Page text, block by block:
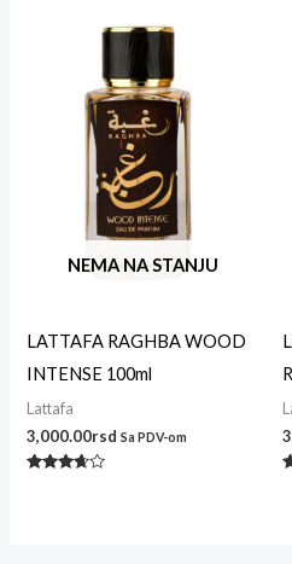
NEMA NA STANJU
LATTAFA RAGHBA WOOD
INTENSE 100ml
Lattafa
3,000.00rsd Sa PDV-om